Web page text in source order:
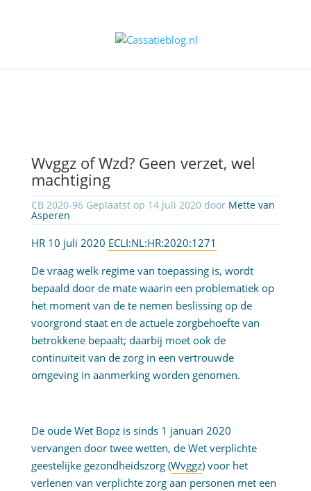
Wvggz of Wzd? Geen verzet, wel
machtiging
CB 2020-96 Geplaatst op 14 juli 2020 door Mette van
Asperen
HR 10 juli 2020 ECLI:NL:HR:2020:1271
De vraag welk regime van toepassing is, wordt
bepaald door de mate waarin een problematiek op
het moment van de te nemen beslissing op de
voorgrond staat en de actuele zorgbehoefte van
betrokkene bepaalt; daarbij moet ook de
continuïteit van de zorg in een vertrouwde
omgeving in aanmerking worden genomen.
De oude Wet Bopz is sinds 1 januari 2020
vervangen door twee wetten, de Wet verplichte
geestelijke gezondheidszorg (Wvggz) voor het
verlenen van verplichte zorg aan personen met een